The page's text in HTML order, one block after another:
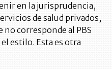
en la jurisprudencia,
de salud privados,
no corresponde al PBS
estilo. Esta es otra